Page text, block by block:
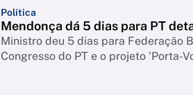
Política
Mendonça dá 5 dias para PT
Ministro deu 5 dias para Federação
Congresso do PT e o projeto 'Porta-